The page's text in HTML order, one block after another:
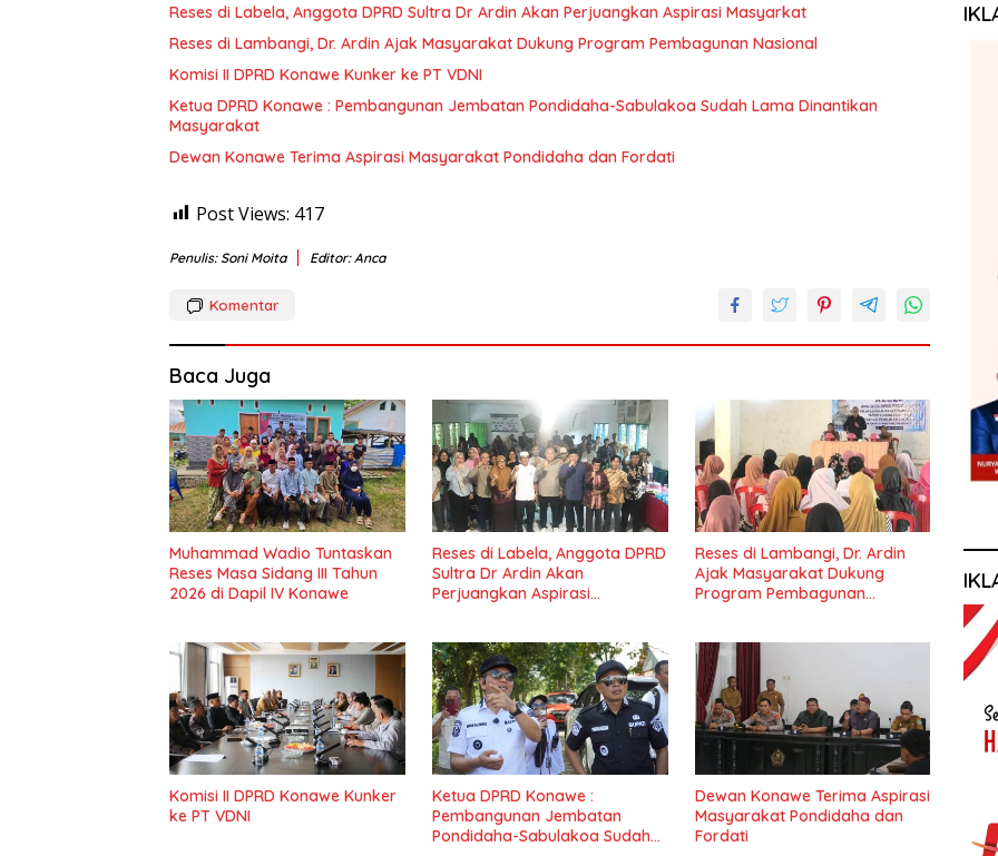
Reses di Labela, Anggota DPRD Sultra Dr Ardin Akan Perjuangkan Aspirasi Masyarkat
Reses di Lambangi, Dr. Ardin Ajak Masyarakat Dukung Program Pembagunan Nasional
Komisi II DPRD Konawe Kunker ke PT VDNI
Ketua DPRD Konawe : Pembangunan Jembatan Pondidaha-Sabulakoa Sudah Lama Dinantikan
Masyarakat
Dewan Konawe Terima Aspirasi Masyarakat Pondidaha dan Fordati
Post Views: 417
Penulis: Soni Moita Editor: Anca
Komentar
Baca Juga
Muhammad Wadio Tuntaskan
Reses Masa Sidang III Tahun
2026 di Dapil IV Konawe
Reses di Labela, Anggota DPRD
Sultra Dr Ardin Akan
Perjuangkan Aspirasi
Reses di Lambangi, Dr. Ardin
Ajak Masyarakat Dukung
Program Pembagunan
Komisi II DPRD Konawe Kunker
ke PT VDNI
Ketua DPRD Konawe :
Pembangunan Jembatan
Pondidaha-Sabulakoa Sudah
Dewan Konawe Terima Aspirasi
Masyarakat Pondidaha dan
Fordati